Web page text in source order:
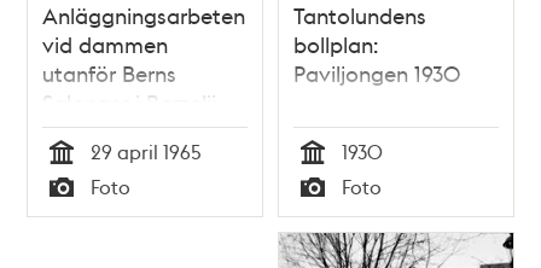
Anläggningsarbeten
vid dammen
utanför Berns
Salonger i Berzelii
Park. Berns
musikpaviljong t.h. i
bild
Tid
29 april 1965
Typ
Foto
Tantolundens
bollplan:
Paviljongen 1930
Tid
1930
Typ
Foto